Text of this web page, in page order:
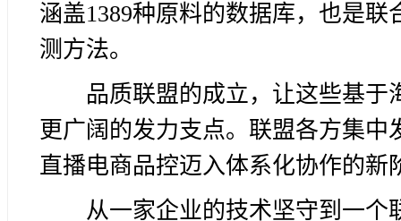
涵盖1389种原料的数据库，也是
测方法。
品质联盟的成立，让这些基
更广阔的发力支点。联盟各方集
直播电商品控迈入体系化协作的新
从一家企业的技术坚守到一个